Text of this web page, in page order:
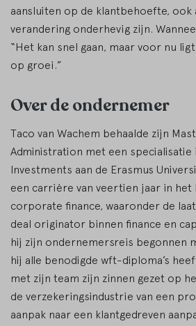
aansluiten op de klantbehoefte, ook
verandering onderhevig zijn.
“Het kan snel gaan, maar voor nu
op groei.”
Over de ondernemer
Taco van Wachem behaalde zijn
Administration met een specialisatie
Investments aan de Erasmus
een carrière van veertien jaar in het
corporate finance, waaronder de
deal originator binnen finance en
hij zijn ondernemersreis begonnen
hij alle benodigde wft-diploma’s
met zijn team zijn zinnen gezet op
de verzekeringsindustrie van een
aanpak naar een klantgedreven